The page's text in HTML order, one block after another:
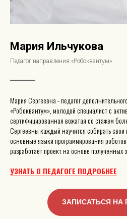
Мария Ильчукова
Педагог направления «Робоквантум»
Мария Сергеевна - педагог
«Робоквантум», молодой специалист с
сертифицированная вожатая со стажем
Сергеевны каждый научится собирать
основные языки программирования
разработает проект на основе полученных
УЗНАТЬ О ПЕДАГОГЕ ПОДРОБНЕЕ
ЗАПИСАТЬСЯ НА